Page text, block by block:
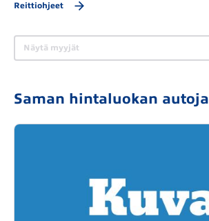
Reittiohjeet
Näytä myyjät
Saman hintaluokan autoja